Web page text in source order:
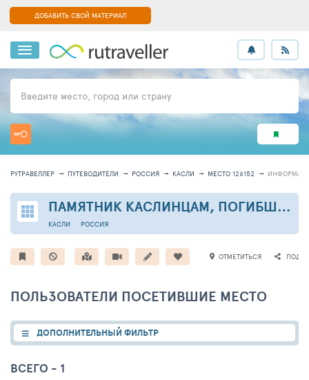
ДОБАВИТЬ СВОЙ МАТЕРИАЛ
Введите место, город или страну
РУТРАВЕЛЛЕР ПУТЕВОДИТЕЛИ РОССИЯ КАСЛИ МЕСТО 126152
ПАМЯТНИК КАСЛИНЦАМ, ПОГИБШИМ НА ФРОНТАХ ВЕЛИКОЙ ОТЕЧЕСТВЕННОЙ ВОЙНЫ
РОССИЯ
КАСЛИ
ОТМЕТИТЬСЯ
ПОЛЬЗОВАТЕЛИ ПОСЕТИВШИЕ МЕСТО
ДОПОЛНИТЕЛЬНЫЙ ФИЛЬТР
ВСЕГО - 1